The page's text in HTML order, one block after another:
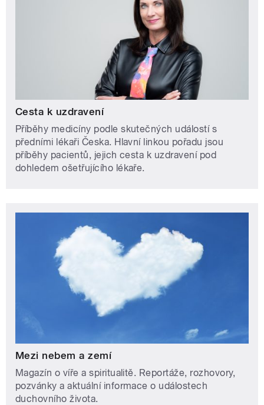
Cesta k uzdravení
Příběhy medicíny podle skutečných událostí s
předními lékaři Česka. Hlavní linkou pořadu jsou
příběhy pacientů, jejich cesta k uzdravení pod
dohledem ošetřujícího lékaře.
Mezi nebem a zemí
Magazín o víře a spiritualitě. Reportáže, rozhovory,
pozvánky a aktuální informace o událostech
duchovního života.